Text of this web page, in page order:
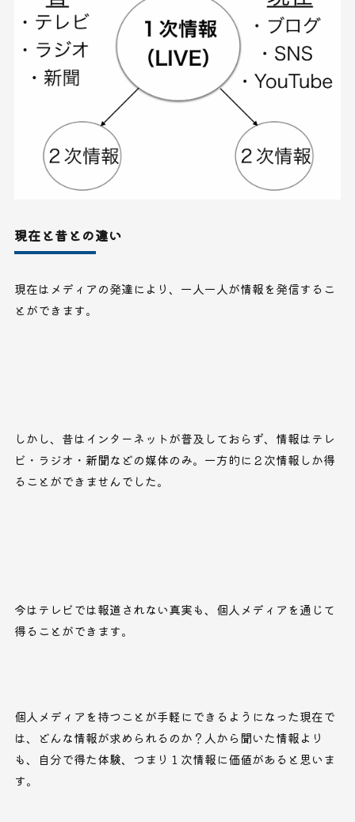
現在と昔との違い
現在はメディアの発達により、一人一人が情報を発信するこ
とができます。
しかし、昔はインターネットが普及しておらず、情報はテレ
ビ・ラジオ・新聞などの媒体のみ。一方的に２次情報しか得
ることができませんでした。
今はテレビでは報道されない真実も、個人メディアを通じて
得ることができます。
個人メディアを持つことが手軽にできるようになった現在で
は、どんな情報が求められるのか？人から聞いた情報より
も、自分で得た体験、つまり１次情報に価値があると思いま
す。